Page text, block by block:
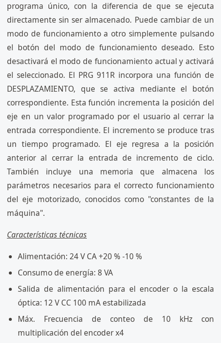
programa único, con la diferencia de que se ejecuta
directamente sin ser almacenado. Puede cambiar de un
modo de funcionamiento a otro simplemente pulsando
el botón del modo de funcionamiento deseado. Esto
desactivará el modo de funcionamiento actual y activará
el seleccionado. El PRG 911R incorpora una función de
DESPLAZAMIENTO, que se activa mediante el botón
correspondiente. Esta función incrementa la posición del
eje en un valor programado por el usuario al cerrar la
entrada correspondiente. El incremento se produce tras
un tiempo programado. El eje regresa a la posición
anterior al cerrar la entrada de incremento de ciclo.
También incluye una memoria que almacena los
parámetros necesarios para el correcto funcionamiento
del eje motorizado, conocidos como "constantes de la
máquina".
Características técnicas
Alimentación: 24 V CA +20 % -10 %
Consumo de energía: 8 VA
Salida de alimentación para el encoder o la escala
óptica: 12 V CC 100 mA estabilizada
Máx. Frecuencia de conteo de 10 kHz con
multiplicación del encoder x4